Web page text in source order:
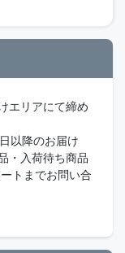
エリアにて締め
以降のお届け
・入荷待ち商品
トまでお問い合